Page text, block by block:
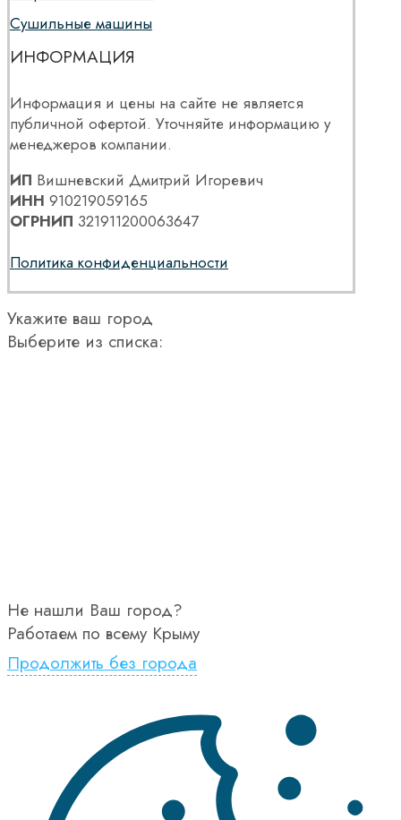
Сушильные машины
ИНФОРМАЦИЯ
Информация и цены на сайте не является
публичной офертой. Уточняйте информацию у
менеджеров компании.
ИП Вишневский Дмитрий Игоревич
ИНН 910219059165
ОГРНИП 321911200063647
Политика конфиденциальности
Укажите ваш город
Выберите из списка:
Не нашли Ваш город?
Работаем по всему Крыму
Продолжить без города